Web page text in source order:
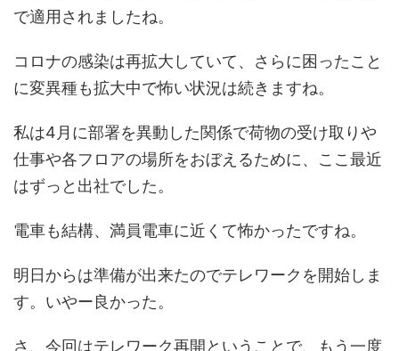
で適用されましたね。
コロナの感染は再拡大していて、さらに困ったこと
に変異種も拡大中で怖い状況は続きますね。
私は4月に部署を異動した関係で荷物の受け取りや
仕事や各フロアの場所をおぼえるために、ここ最近
はずっと出社でした。
電車も結構、満員電車に近くて怖かったですね。
明日からは準備が出来たのでテレワークを開始しま
す。いやー良かった。
さ、今回はテレワーク再開ということで、もう一度